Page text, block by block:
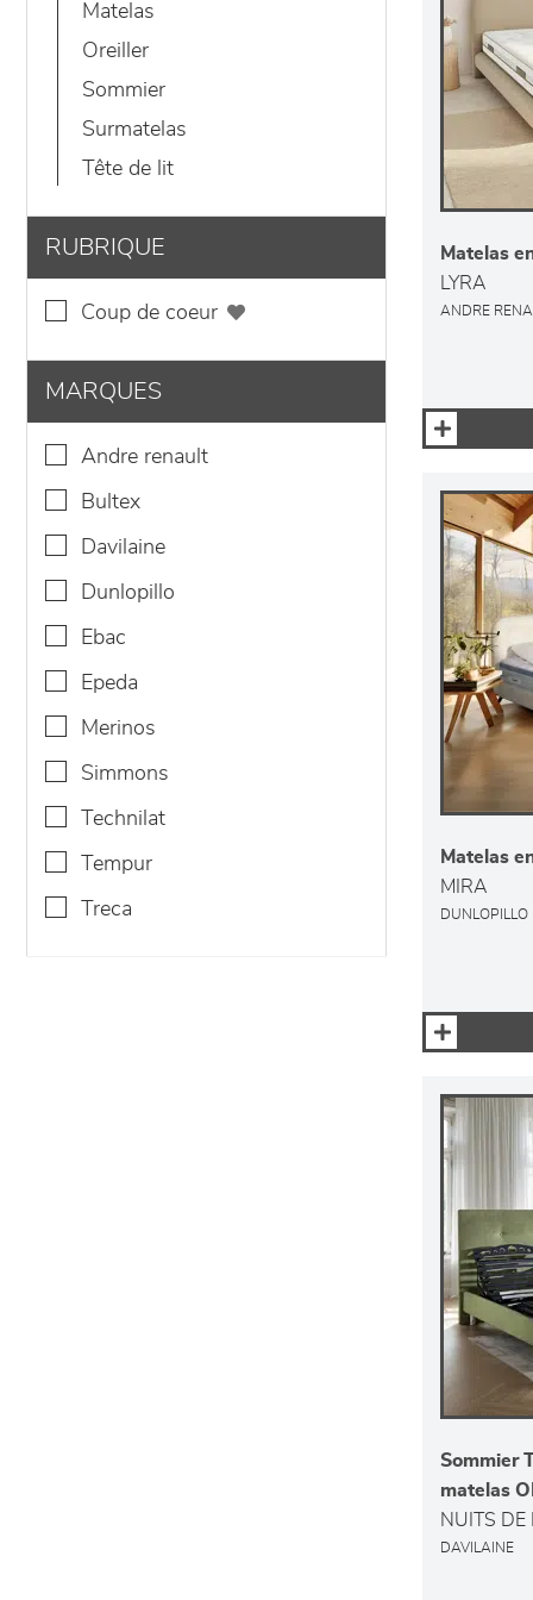
matelas
oreiller
sommier
surmatelas
tête de lit
RUBRIQUE
coup de coeur
MARQUES
andre renault
bultex
davilaine
dunlopillo
ebac
epeda
merinos
simmons
technilat
tempur
treca
Matelas
LYRA
ANDRE
Matelas
MIRA
DUNLOPILLO
Sommier
matelas
NUITS DE
DAVILAINE